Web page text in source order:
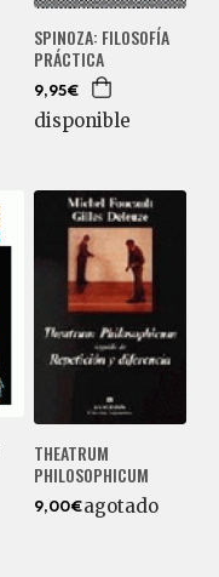
SPINOZA: FILOSOFÍA
PRÁCTICA
9,95€
disponible
THEATRUM
PHILOSOPHICUM
9,00€agotado